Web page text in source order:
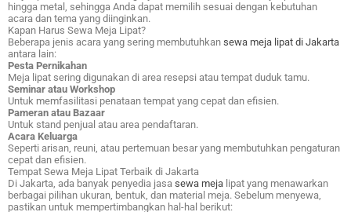
hingga metal, sehingga Anda dapat memilih sesuai dengan kebutuhan
acara dan tema yang diinginkan.
Kapan Harus Sewa Meja Lipat?
Beberapa jenis acara yang sering membutuhkan sewa meja lipat di Jakarta
antara lain:
Pesta Pernikahan
Meja lipat sering digunakan di area resepsi atau tempat duduk tamu.
Seminar atau Workshop
Untuk memfasilitasi penataan tempat yang cepat dan efisien.
Pameran atau Bazaar
Untuk stand penjual atau area pendaftaran.
Acara Keluarga
Seperti arisan, reuni, atau pertemuan besar yang membutuhkan pengaturan
cepat dan efisien.
Tempat Sewa Meja Lipat Terbaik di Jakarta
Di Jakarta, ada banyak penyedia jasa sewa meja lipat yang menawarkan
berbagai pilihan ukuran, bentuk, dan material meja. Sebelum menyewa,
pastikan untuk mempertimbangkan hal-hal berikut: